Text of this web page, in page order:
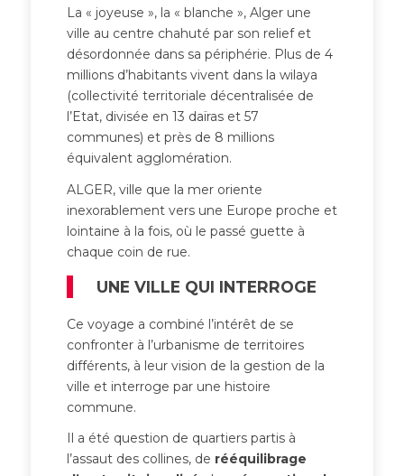
La « joyeuse », la « blanche », Alger une
ville au centre chahuté par son relief et
désordonnée dans sa périphérie. Plus de 4
millions d’habitants vivent dans la wilaya
(collectivité territoriale décentralisée de
l’Etat, divisée en 13 daïras et 57
communes) et près de 8 millions
équivalent agglomération.
ALGER, ville que la mer oriente
inexorablement vers une Europe proche et
lointaine à la fois, où le passé guette à
chaque coin de rue.
UNE VILLE QUI INTERROGE
Ce voyage a combiné l’intérêt de se
confronter à l’urbanisme de territoires
différents, à leur vision de la gestion de la
ville et interroge par une histoire
commune.
Il a été question de quartiers partis à
l’assaut des collines, de rééquilibrage